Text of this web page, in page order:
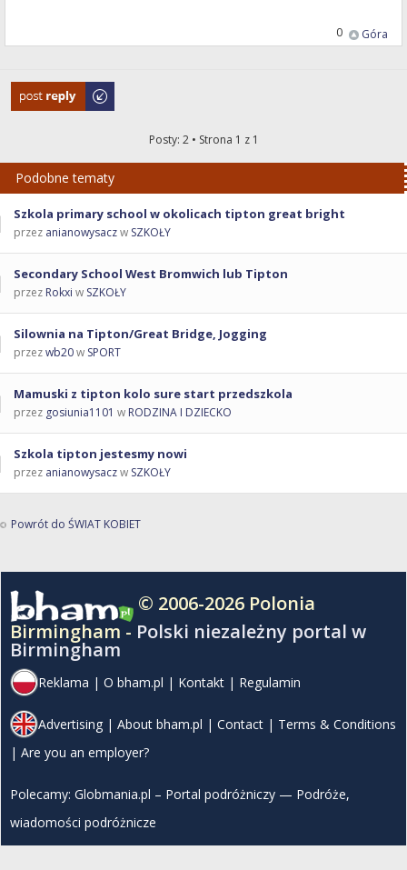
Góra
0
Odpowiedz
Posty: 2 • Strona 1 z 1
Podobne tematy
Szkola primary school w okolicach tipton great bright
przez anianowysaczw SZKOŁY
Secondary School West Bromwich lub Tipton
przez Rokxi w SZKOŁY
Silownia na Tipton/Great Bridge, Jogging
przezwb20w SPORT
Mamuski z tipton kolo sure start przedszkola
przez gosiunia1101 w RODZINA I DZIECKO
Szkola tipton jestesmy nowi
przez anianowysaczw SZKOŁY
Powrót do ŚWIAT KOBIET
© 2006-2026 Polonia
Birmingham - Polski niezależny portal w
Birmingham
Reklama | O bham.pl | Kontakt | Regulamin
Advertising | About bham.pl | Contact | Terms & Conditions
| Are you an employer?
Polecamy: Globmania.pl – Portal podróżniczy — Podróże,
wiadomości podróżnicze